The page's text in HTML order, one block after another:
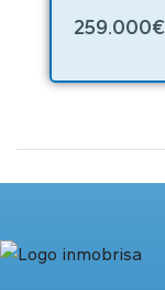
259.000€